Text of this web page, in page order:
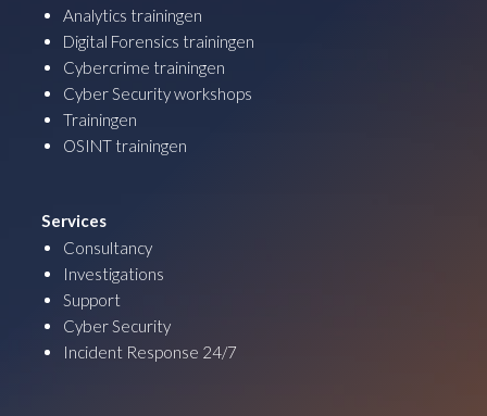
Analytics trainingen
Digital Forensics trainingen
Cybercrime trainingen
Cyber Security workshops
Trainingen
OSINT trainingen
Services
Consultancy
Investigations
Support
Cyber Security
Incident Response 24/7